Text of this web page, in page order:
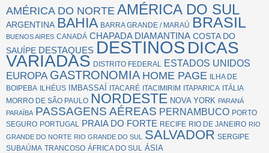
AMÉRICA DO NORTE AMÉRICA DO SUL
ARGENTINA BAHIA BARRA GRANDE / MARAÚ BRASIL
BUENOS AIRES CANADÁ CHAPADA DIAMANTINA COSTA DO
SAUÍPE DESTAQUES DESTINOS DICAS
VARIADAS DISTRITO FEDERAL ESTADOS UNIDOS
EUROPA GASTRONOMIA HOME PAGE ILHA DE
BOIPEBA ILHÉUS IMBASSAÍ ITACARÉ ITACIMIRIM ITAPARICA ITÁLIA
MORRO DE SÃO PAULO NORDESTE NOVA YORK PARANÁ
PARAÍBA PASSAGENS AÉREAS PERNAMBUCO PORTO
SEGURO PORTUGAL PRAIA DO FORTE RECIFE RIO DE JANEIRO RIO
GRANDE DO NORTE RIO GRANDE DO SUL SALVADOR SERGIPE
SUBAÚMA TRANCOSO ÁFRICA DO SUL ÁSIA